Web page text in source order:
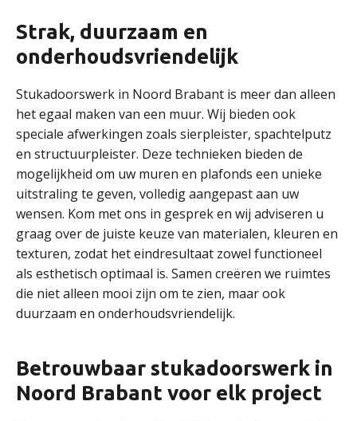
Strak, duurzaam en
onderhoudsvriendelijk
Stukadoorswerk in Noord Brabant is meer dan alleen
het egaal maken van een muur. Wij bieden ook
speciale afwerkingen zoals sierpleister, spachtelputz
en structuurpleister. Deze technieken bieden de
mogelijkheid om uw muren en plafonds een unieke
uitstraling te geven, volledig aangepast aan uw
wensen. Kom met ons in gesprek en wij adviseren u
graag over de juiste keuze van materialen, kleuren en
texturen, zodat het eindresultaat zowel functioneel
als esthetisch optimaal is. Samen creëren we ruimtes
die niet alleen mooi zijn om te zien, maar ook
duurzaam en onderhoudsvriendelijk.
Betrouwbaar stukadoorswerk in
Noord Brabant voor elk project